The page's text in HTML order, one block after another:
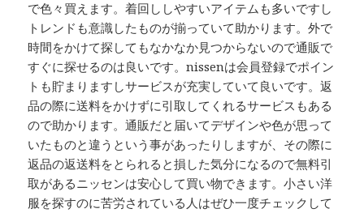
で色々買えます。着回ししやすいアイテムも多いですし
トレンドも意識したものが揃っていて助かります。外で
時間をかけて探してもなかなか見つからないので通販で
すぐに探せるのは良いです。nissenは会員登録でポイン
トも貯まりますしサービスが充実していて良いです。返
品の際に送料をかけずに引取してくれるサービスもある
ので助かります。通販だと届いてデザインや色が思って
いたものと違うという事があったりしますが、その際に
返品の返送料をとられると損した気分になるので無料引
取があるニッセンは安心して買い物できます。小さい洋
服を探すのに苦労されている人はぜひ一度チェックして